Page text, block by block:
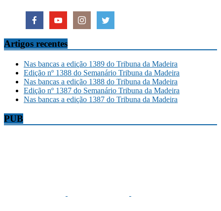
Artigos recentes
Nas bancas a edição 1389 do Tribuna da Madeira
Edição nº 1388 do Semanário Tribuna da Madeira
Nas bancas a edição 1388 do Tribuna da Madeira
Edição nº 1387 do Semanário Tribuna da Madeira
Nas bancas a edição 1387 do Tribuna da Madeira
PUB